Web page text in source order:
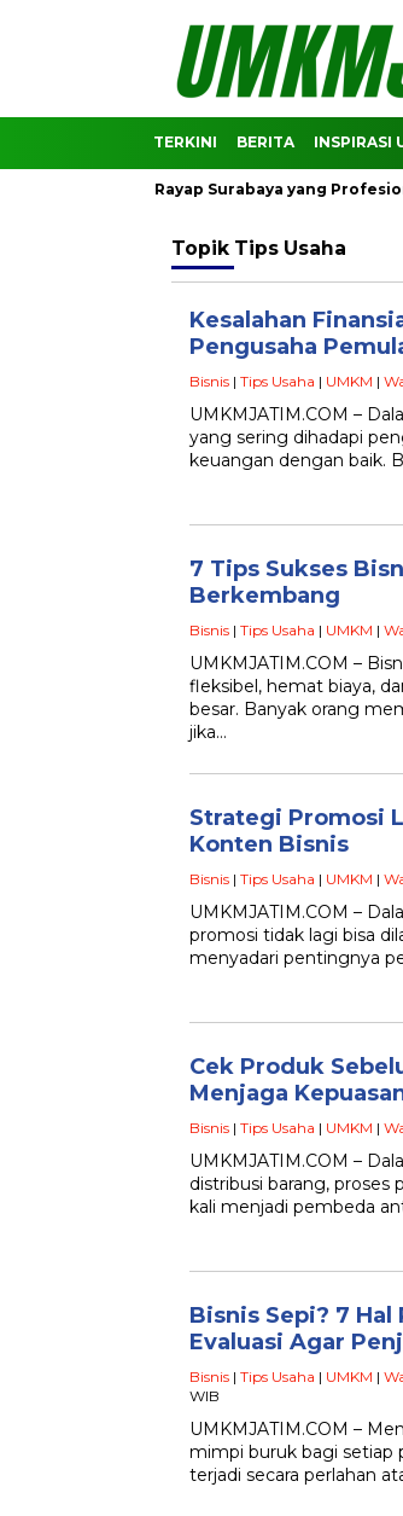
TERKINI BERITA INSPIRASI
Jasa Anti Rayap Surabaya yang Profesional
Topik Tips Usaha
Kesalahan
Pengusaha
Bisnis | Tips Usaha | UMKM |
UMKMJATIM.COM –
yang sering dihadapi
keuangan dengan baik.
7 Tips Sukses
Berkembang
Bisnis | Tips Usaha | UMKM |
UMKMJATIM.COM –
fleksibel, hemat biaya,
besar. Banyak orang
jika…
Strategi Promosi
Konten Bisnis
Bisnis | Tips Usaha | UMKM |
UMKMJATIM.COM –
promosi tidak lagi bisa
menyadari pentingnya
Cek Produk
Menjaga
Bisnis | Tips Usaha | UMKM |
UMKMJATIM.COM –
distribusi barang,
kali menjadi pembeda
Bisnis Sepi? 7
Evaluasi Agar
Bisnis | Tips Usaha | UMKM |
WIB
UMKMJATIM.COM –
mimpi buruk bagi setiap
terjadi secara perlahan